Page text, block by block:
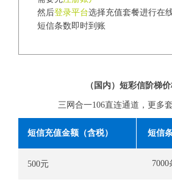
然后登录平台选择充值套餐进行在
短信条数即时到账
（国内）短彩信阶梯
三网合一106直连通道，更多
短信充值金额（含税） 短信
500元 7000